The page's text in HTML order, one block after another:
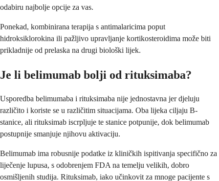
odabiru najbolje opcije za vas.
Ponekad, kombinirana terapija s antimalaricima poput
hidroksiklorokina ili pažljivo upravljanje kortikosteroidima može biti
prikladnije od prelaska na drugi biološki lijek.
Je li belimumab bolji od rituksimaba?
Usporedba belimumaba i rituksimaba nije jednostavna jer djeluju
različito i koriste se u različitim situacijama. Oba lijeka ciljaju B-
stanice, ali rituksimab iscrpljuje te stanice potpunije, dok belimumab
postupnije smanjuje njihovu aktivaciju.
Belimumab ima robusnije podatke iz kliničkih ispitivanja specifično za
liječenje lupusa, s odobrenjem FDA na temelju velikih, dobro
osmišljenih studija. Rituksimab, iako učinkovit za mnoge pacijente s